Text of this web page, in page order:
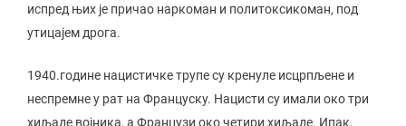
испред њих је причао наркоман и политоксикоман, под
утицајем дрога.
1940.године нацистичке трупе су кренуле исцрпљене и
неспремне у рат на Француску. Нацисти су имали око три
хиљаде војника, а Французи око четири хиљаде. Ипак,